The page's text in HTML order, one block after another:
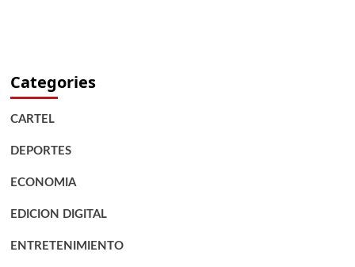
Categories
CARTEL
DEPORTES
ECONOMIA
EDICION DIGITAL
ENTRETENIMIENTO